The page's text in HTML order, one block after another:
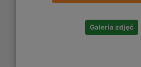
Galeria zdjęć